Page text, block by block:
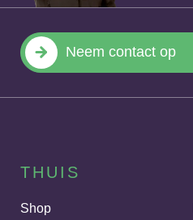
Neem contact op
THUIS
Shop